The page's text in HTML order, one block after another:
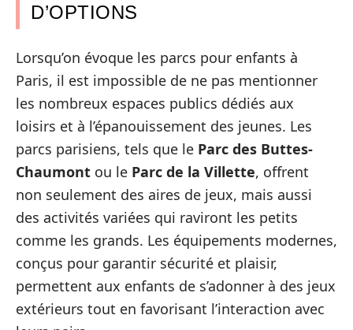
D’OPTIONS
Lorsqu’on évoque les parcs pour enfants à
Paris, il est impossible de ne pas mentionner
les nombreux espaces publics dédiés aux
loisirs et à l’épanouissement des jeunes. Les
parcs parisiens, tels que le Parc des Buttes-
Chaumont ou le Parc de la Villette, offrent
non seulement des aires de jeux, mais aussi
des activités variées qui raviront les petits
comme les grands. Les équipements modernes,
conçus pour garantir sécurité et plaisir,
permettent aux enfants de s’adonner à des jeux
extérieurs tout en favorisant l’interaction avec